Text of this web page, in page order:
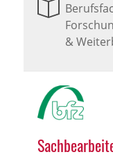
&